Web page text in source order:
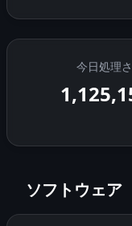
今日処理
ソフトウェア